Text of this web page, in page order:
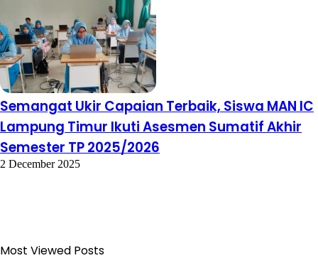
Semangat Ukir Capaian Terbaik, Siswa MAN IC
Lampung Timur Ikuti Asesmen Sumatif Akhir
Semester TP 2025/2026
2 December 2025
Most Viewed Posts